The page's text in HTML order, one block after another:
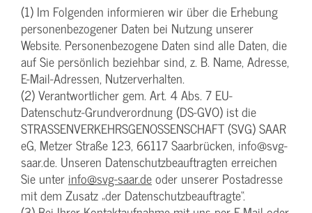
(1) Im Folgenden informieren wir über die Erhebung
personenbezogener Daten bei Nutzung unserer
Website. Personenbezogene Daten sind alle Daten, die
auf Sie persönlich beziehbar sind, z. B. Name, Adresse,
E-Mail-Adressen, Nutzerverhalten.
(2) Verantwortlicher gem. Art. 4 Abs. 7 EU-
Datenschutz-Grundverordnung (DS-GVO) ist die
STRASSENVERKEHRSGENOSSENSCHAFT (SVG) SAAR
eG, Metzer Straße 123, 66117 Saarbrücken, info@svg-
saar.de. Unseren Datenschutzbeauftragten erreichen
Sie unter info@svg-saar.deoder unserer Postadresse
mit dem Zusatz „der Datenschutzbeauftragte“.